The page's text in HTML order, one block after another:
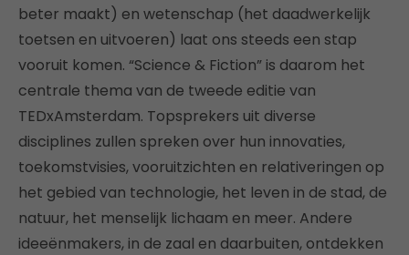
beter maakt) en wetenschap (het daadwerkelijk
toetsen en uitvoeren) laat ons steeds een stap
vooruit komen. “Science & Fiction” is daarom het
centrale thema van de tweede editie van
TEDxAmsterdam. Topsprekers uit diverse
disciplines zullen spreken over hun innovaties,
toekomstvisies, vooruitzichten en relativeringen op
het gebied van technologie, het leven in de stad, de
natuur, het menselijk lichaam en meer. Andere
ideeënmakers, in de zaal en daarbuiten, ontdekken